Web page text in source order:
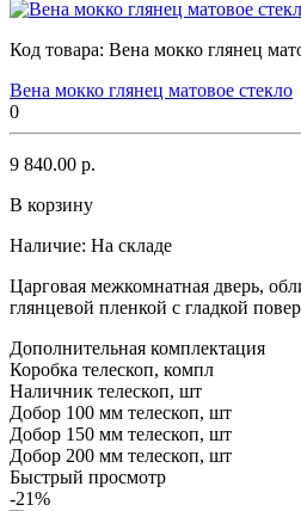
Код товара: Вена мокко глянец
Вена мокко глянец матовое стекло
0
9 840.00 р.
В корзину
Наличие: На складе
Царговая межкомнатная дверь,
глянцевой пленкой с гладкой
Дополнительная комплектация
Коробка телескоп, компл
Наличник телескоп, шт
Добор 100 мм телескоп, шт
Добор 150 мм телескоп, шт
Добор 200 мм телескоп, шт
Быстрый просмотр
-21%